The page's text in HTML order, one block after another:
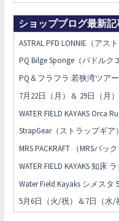
ショップブログ最新記
ASTRAL PFD LONNIE（アス
PQ Bilge Sponge（パドルク
PQ＆フラフラ 若狭湾ツア
7月22日（月）＆ 29日（月
WATER FIELD KAYAKS Orca
StrapGear（ストラップギア
MRS PACKRAFT （MRSパ
WATER FIELD KAYAKS 知床
Water Field Kayaks シメスタ
5月6日（火/祝）＆7日（水